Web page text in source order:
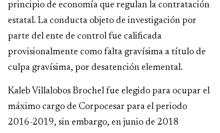
principio de economía que regulan la contratación
estatal. La conducta objeto de investigación por
parte del ente de control fue calificada
provisionalmente como falta gravísima a título de
culpa gravísima, por desatención elemental.
Kaleb Villalobos Brochel fue elegido para ocupar el
máximo cargo de Corpocesar para el periodo
2016-2019, sin embargo, en junio de 2018